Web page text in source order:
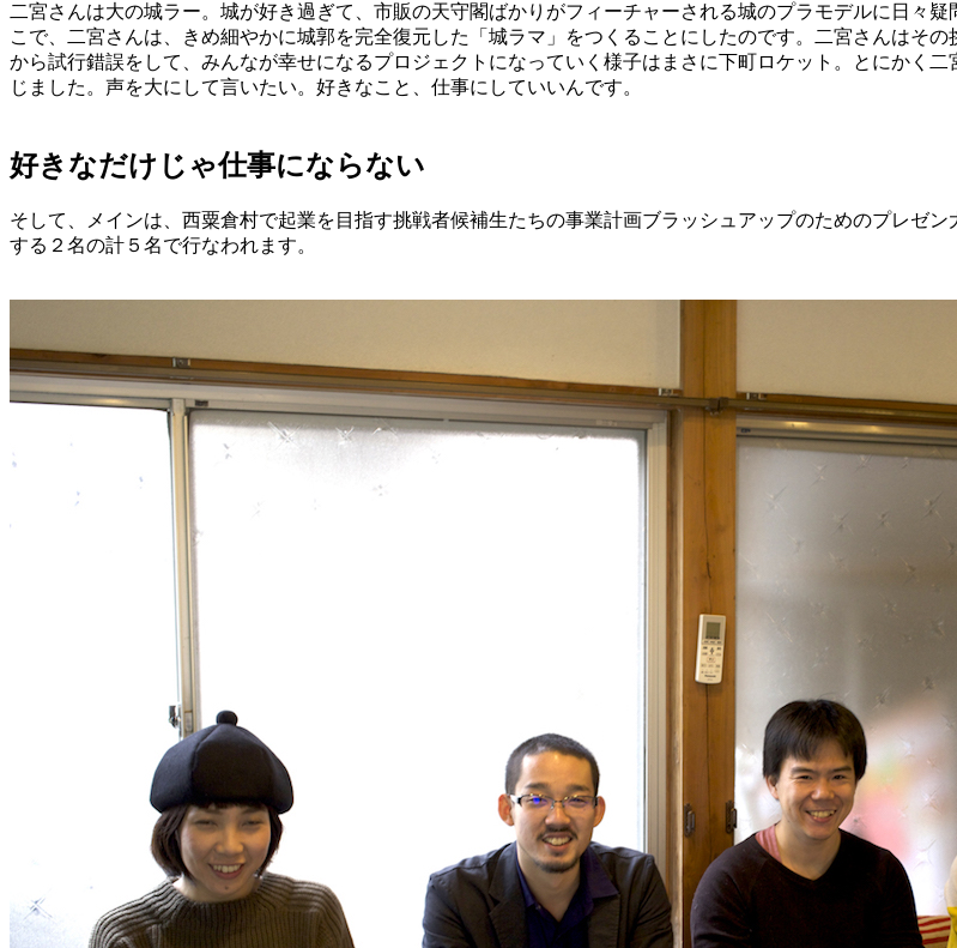
二宮さんは大の城ラー。城が好き過ぎて、市販の天守閣ばかりがフィーチャーされる城のプラモデルに日々
こで、二宮さんは、きめ細やかに城郭を完全復元した「城ラマ」をつくることにしたのです。二宮さんはそ
から試行錯誤をして、みんなが幸せになるプロジェクトになっていく様子はまさに下町ロケット。とにかく
じました。声を大にして言いたい。好きなこと、仕事にしていいんです。
好きなだけじゃ仕事にならない
そして、メインは、西粟倉村で起業を目指す挑戦者候補生たちの事業計画ブラッシュアップのためのプレゼ
する２名の計５名で行なわれます。